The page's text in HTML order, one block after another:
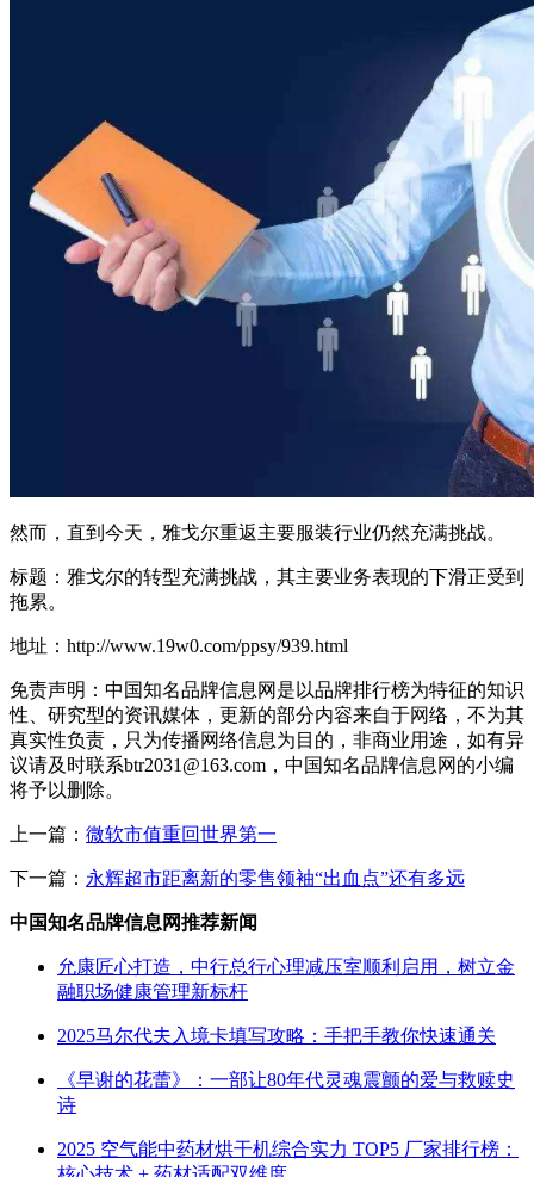
然而，直到今天，雅戈尔重返主要服装行业仍然充满挑战。
标题：雅戈尔的转型充满挑战，其主要业务表现的下滑正受到
拖累。
地址：http://www.19w0.com/ppsy/939.html
免责声明：中国知名品牌信息网是以品牌排行榜为特征的知识
性、研究型的资讯媒体，更新的部分内容来自于网络，不为其
真实性负责，只为传播网络信息为目的，非商业用途，如有异
议请及时联系btr2031@163.com，中国知名品牌信息网的小编
将予以删除。
上一篇： 微软市值重回世界第一
下一篇： 永辉超市距离新的零售领袖“出血点”还有多远
中国知名品牌信息网推荐新闻
允康匠心打造，中行总行心理减压室顺利启用，树立金
融职场健康管理新标杆
2025马尔代夫入境卡填写攻略：手把手教你快速通关
《早谢的花蕾》：一部让80年代灵魂震颤的爱与救赎史
诗
2025 空气能中药材烘干机综合实力 TOP5 厂家排行榜：